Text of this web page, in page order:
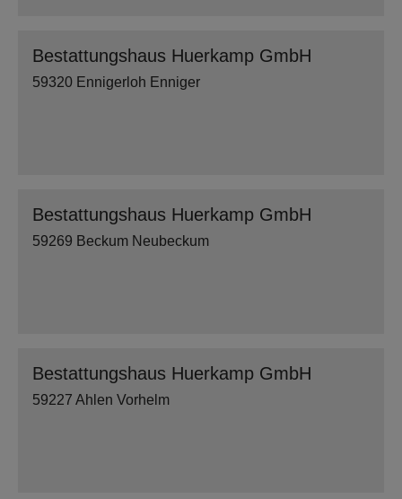
Bestattungshaus Huerkamp GmbH
59320 Ennigerloh Enniger
Bestattungshaus Huerkamp GmbH
59269 Beckum Neubeckum
Bestattungshaus Huerkamp GmbH
59227 Ahlen Vorhelm